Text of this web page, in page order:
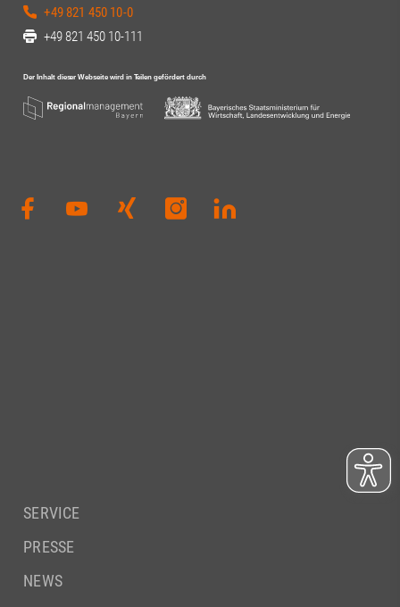
+49 821 450 10-0
+49 821 450 10-111
SERVICE
PRESSE
NEWS